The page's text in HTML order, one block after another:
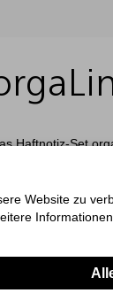
Haftnotiz-Set
in
bei Meetings
umfasst zwei
gepunktetem
vorgedruckter
Haftmarker
Website zu